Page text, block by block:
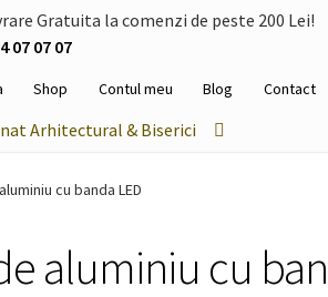
Gratuita la comenzi de peste 200 Lei!
07 07 07
Shop Contul meu Blog Contact
Arhitectural & Biserici
cu banda LED
aluminiu cu